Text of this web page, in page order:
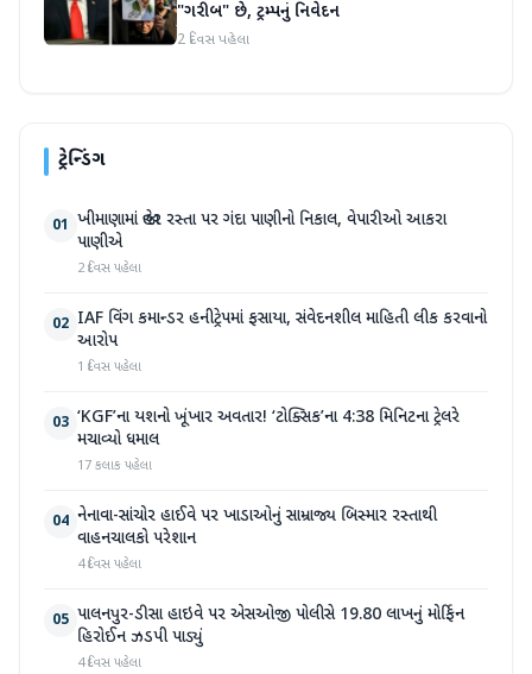
"ગરીબ" છે, ટ્રમ્પનું નિવેદન
2 દિવસ પહેલા
ટ્રેન્ડિંગ
01 ખીમાણામાં જાહેર રસ્તા પર ગંદા પાણીનો નિકાલ, વેપારીઓ આકરા
પાણીએ
2 દિવસ પહેલા
02 IAF વિંગ કમાન્ડર હનીટ્રેપમાં ફસાયા, સંવેદનશીલ માહિતી લીક કરવાનો
આરોપ
1 દિવસ પહેલા
03 ‘KGF’ના યશનો ખૂંખાર અવતાર! ‘ટોક્સિક’ના 4:38 મિનિટના ટ્રેલરે
મચાવ્યો ધમાલ
17 કલાક પહેલા
04 નેનાવા-સાંચોર હાઈવે પર ખાડાઓનું સામ્રાજ્ય બિસ્માર રસ્તાથી
વાહનચાલકો પરેશાન
4 દિવસ પહેલા
05 પાલનપુર-ડીસા હાઇવે પર એસઓજી પોલીસે 19.80 લાખનું મોર્ફિન
હિરોઈન ઝડપી પાડ્યું
4 દિવસ પહેલા